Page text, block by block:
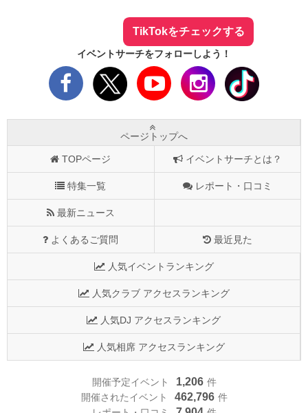
TikTokをチェックする
イベントサーチをフォローしよう！
ページトップへ
TOPページ イベントサーチとは？
特集一覧 レポート・口コミ
最新ニュース
よくあるご質問 最近見た
人気イベントランキング
人気クラブ アクセスランキング
人気DJ アクセスランキング
人気相席 アクセスランキング
開催予定イベント 1,206 件
開催されたイベント
462,796 件